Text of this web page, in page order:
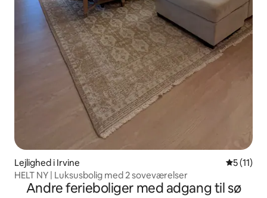
Lejlighed i Irvine 5 ud af 5
5 (11)
HELT NY | Luksusbolig med 2 soveværelser
Andre ferieboliger med adgang til sø